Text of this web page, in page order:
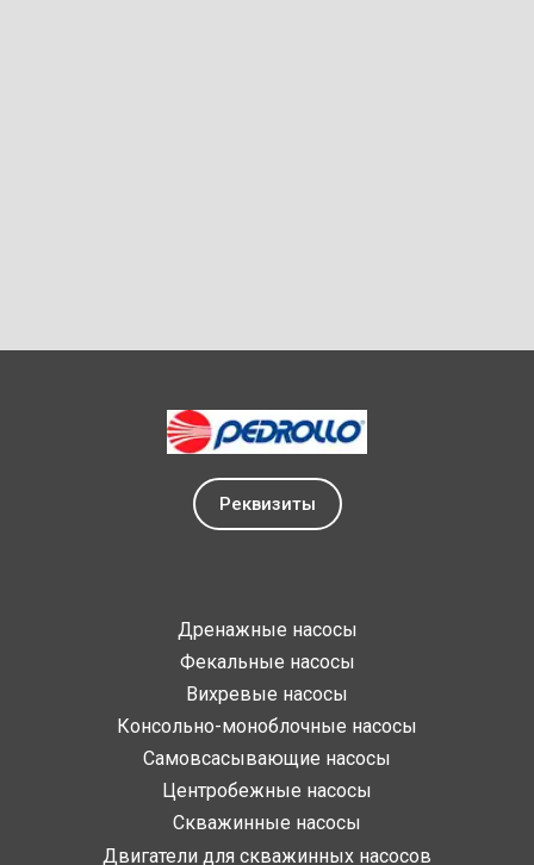
Реквизиты
Дренажные насосы
Фекальные насосы
Вихревые насосы
Консольно-моноблочные насосы
Самовсасывающие насосы
Центробежные насосы
Скважинные насосы
Двигатели для скважинных насосов